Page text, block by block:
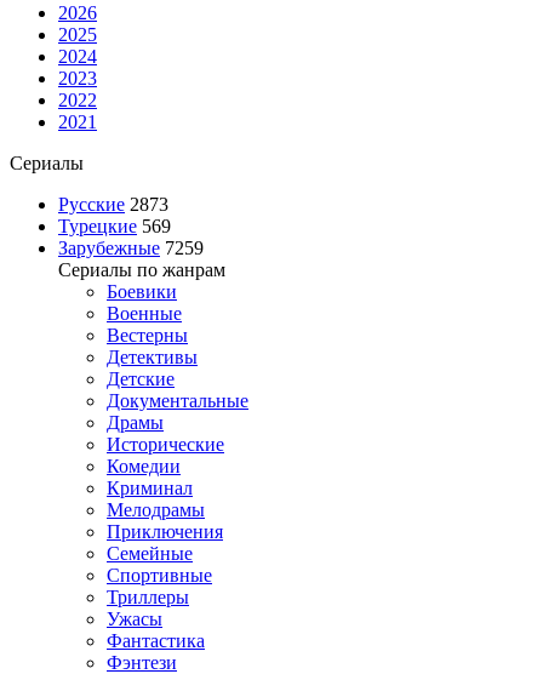
2026
2025
2024
2023
2022
2021
Сериалы
Русские 2873
Турецкие 569
Зарубежные 7259
Сериалы по жанрам
Боевики
Военные
Вестерны
Детективы
Детские
Документальные
Драмы
Исторические
Комедии
Криминал
Мелодрамы
Приключения
Семейные
Спортивные
Триллеры
Ужасы
Фантастика
Фэнтези